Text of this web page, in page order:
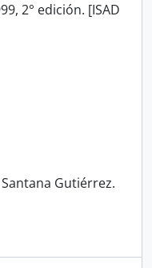
2° edición. [ISAD
Gutiérrez.